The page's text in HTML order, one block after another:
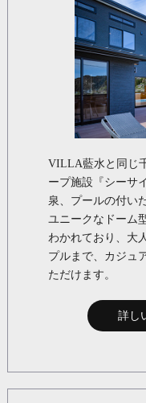
VILLA藍水と同じ
ープ施設『シーサ
泉、プールの付い
ユニークなドーム
わかれており、大
プルまで、カジュ
ただけます。
詳し